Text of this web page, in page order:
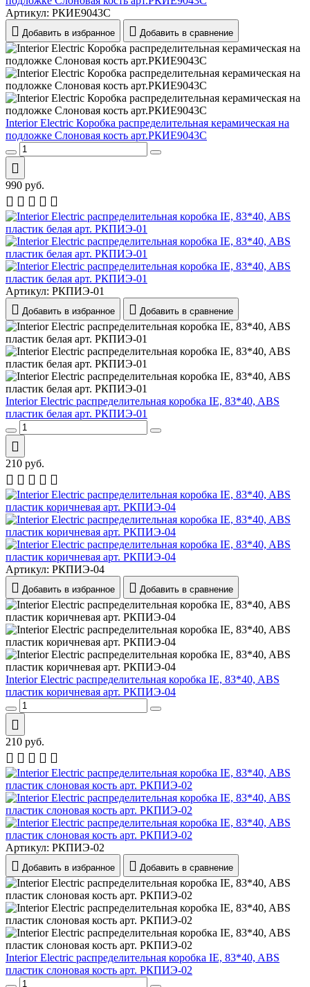
Артикул: РКИЕ9043С
Добавить в избранное Добавить в сравнение
Interior Electric Коробка распределительная керамическая на
подложке Слоновая кость арт.РКИЕ9043С
990 руб.
Артикул: РКПИЭ-01
Добавить в избранное Добавить в сравнение
Interior Electric распределительная коробка IE, 83*40, ABS
пластик белая арт. РКПИЭ-01
210 руб.
Артикул: РКПИЭ-04
Добавить в избранное Добавить в сравнение
Interior Electric распределительная коробка IE, 83*40, ABS
пластик коричневая арт. РКПИЭ-04
210 руб.
Артикул: РКПИЭ-02
Добавить в избранное Добавить в сравнение
Interior Electric распределительная коробка IE, 83*40, ABS
пластик слоновая кость арт. РКПИЭ-02